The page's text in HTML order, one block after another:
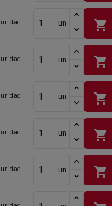
unidad un shopping_cart
unidad un shopping_cart
unidad un shopping_cart
unidad un shopping_cart
unidad un shopping_cart